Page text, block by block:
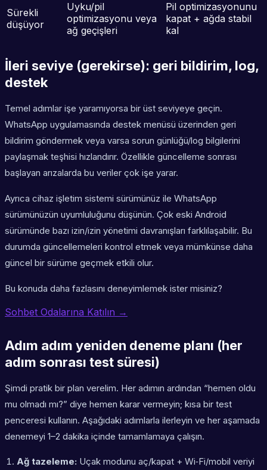
Sürekli
düşüyor
Uyku/pil
optimizasyonu veya
ağ geçişleri
Pil optimizasyonunu
kapat + ağda stabil
kal
İleri seviye (gerekirse): geri bildirim, log,
destek
Temel adımlar işe yaramıyorsa bir üst seviyeye geçin.
WhatsApp uygulamasında destek menüsü üzerinden geri
bildirim göndermek veya varsa sorun günlüğü/log bilgilerini
paylaşmak teşhisi hızlandırır. Özellikle güncelleme sonrası
başlayan arızalarda bu veriler çok işe yarar.
Ayrıca cihaz işletim sistemi sürümünüz ile WhatsApp
sürümünüzün uyumluluğunu düşünün. Çok eski Android
sürümünde bazı izin/izin yönetimi davranışları farklılaşabilir. Bu
durumda güncellemeleri kontrol etmek veya mümkünse daha
güncel bir sürüme geçmek etkili olur.
Bu konuda daha fazlasını deneyimlemek ister misiniz?
Sohbet Odalarına Katılın →
Adım adım yeniden deneme planı (her
adım sonrası test süresi)
Şimdi pratik bir plan verelim. Her adımın ardından “hemen oldu
mu olmadı mı?” diye hemen karar vermeyin; kısa bir test
penceresi kullanın. Aşağıdaki adımlarla ilerleyin ve her aşamada
denemeyi 1–2 dakika içinde tamamlamaya çalışın.
Ağ tazeleme: Uçak modunu aç/kapat + Wi‑Fi/mobil veriyi